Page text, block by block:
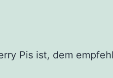
Pis ist, dem